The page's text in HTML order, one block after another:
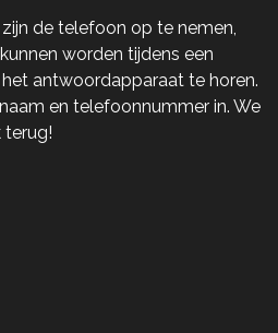
de telefoon op te nemen,
worden tijdens een
antwoordapparaat te horen.
en telefoonnummer in. We
terug!